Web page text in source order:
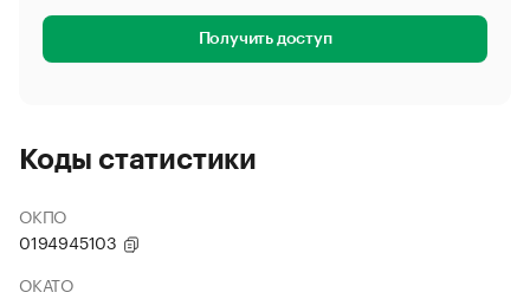
Получить доступ
Коды статистики
ОКПО
0194945103
ОКАТО